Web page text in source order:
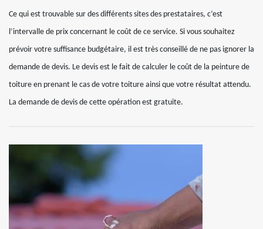
Ce qui est trouvable sur des différents sites des prestataires, c’est
l’intervalle de prix concernant le coût de ce service. Si vous souhaitez
prévoir votre suffisance budgétaire, il est très conseillé de ne pas ignorer la
demande de devis. Le devis est le fait de calculer le coût de la peinture de
toiture en prenant le cas de votre toiture ainsi que votre résultat attendu.
La demande de devis de cette opération est gratuite.